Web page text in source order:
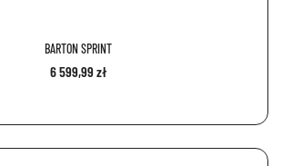
BARTON SPRINT
6 599,99 zł